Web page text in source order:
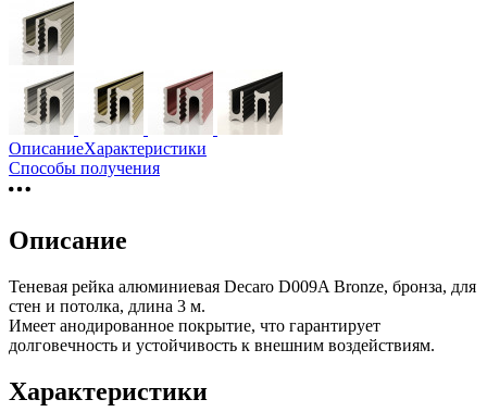
ОписаниеХарактеристики
Способы получения
Описание
Теневая рейка алюминиевая Decaro D009A Bronze, бронза, для
стен и потолка, длина 3 м.
Имеет анодированное покрытие, что гарантирует
долговечность и устойчивость к внешним воздействиям.
Характеристики